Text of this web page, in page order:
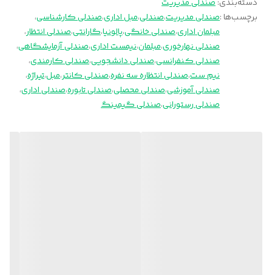
دسته‌بندی:صندلی مدیریت
برچسب‌ها :صندلی مدیریت،صندلی،مبل اداری،صندلی کارشناسی،
مبلمان اداری،صندلی خانگی،پالونیا،گارانتی،صندلی انتظار،
صندلی نهارخوری،مبلمان،نیمست اداری،صندلی آزمایشگاهی،
صندلی کنفرانسی،صندلی دانشجویی،صندلی کارمندی،
نیم ست،صندلی انتظاره سه نفره،صندلی کانتر،مبل،تیراژه،
صندلی آموزشی،صندلی محصلی،صندلی تابوره،صندلی اداری،
صندلی رستورانی،صندلی گیمینگ